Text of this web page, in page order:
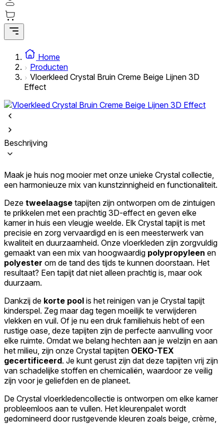
Home
Producten
Vloerkleed Crystal Bruin Creme Beige Lijnen 3D
Effect
Beschrijving
Maak je huis nog mooier met onze unieke Crystal collectie,
een harmonieuze mix van kunstzinnigheid en functionaliteit.
Deze tweelaagse tapijten zijn ontworpen om de zintuigen
te prikkelen met een prachtig 3D-effect en geven elke
kamer in huis een vleugje weelde. Elk Crystal tapijt is met
precisie en zorg vervaardigd en is een meesterwerk van
kwaliteit en duurzaamheid. Onze vloerkleden zijn zorgvuldig
gemaakt van een mix van hoogwaardig polypropyleen en
polyester om de tand des tijds te kunnen doorstaan. Het
resultaat? Een tapijt dat niet alleen prachtig is, maar ook
duurzaam.
Dankzij de korte pool is het reinigen van je Crystal tapijt
kinderspel. Zeg maar dag tegen moeilijk te verwijderen
vlekken en vuil. Of je nu een druk familiehuis hebt of een
rustige oase, deze tapijten zijn de perfecte aanvulling voor
elke ruimte. Omdat we belang hechten aan je welzijn en aan
het milieu, zijn onze Crystal tapijten OEKO-TEX
gecertificeerd. Je kunt gerust zijn dat deze tapijten vrij zijn
van schadelijke stoffen en chemicaliën, waardoor ze veilig
zijn voor je geliefden en de planeet.
De Crystal vloerkledencollectie is ontworpen om elke kamer
probleemloos aan te vullen. Het kleurenpalet wordt
gedomineerd door rustgevende kleuren zoals beige, crème,
Statistische cookies helpen website-eigenaren te begrijpen hoe bezoekers
anoniem informatie te verzamelen en te rapporteren.
Marketing
Marketingcookies worden gebruikt om gebruikers over websites te
weer te geven die relevant en interessant zijn voor de individuele
voor uitgevers en externe adverteerders.
Niet-geclassificeerde cookies zijn cookies die in het proces van
Accepteer alles